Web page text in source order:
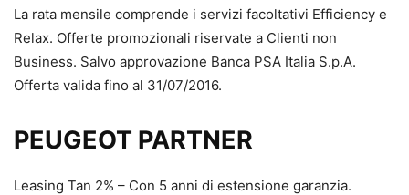
La rata mensile comprende i servizi facoltativi Efficiency e
Relax. Offerte promozionali riservate a Clienti non
Business. Salvo approvazione Banca PSA Italia S.p.A.
Offerta valida fino al 31/07/2016.
PEUGEOT PARTNER
Leasing Tan 2% – Con 5 anni di estensione garanzia.